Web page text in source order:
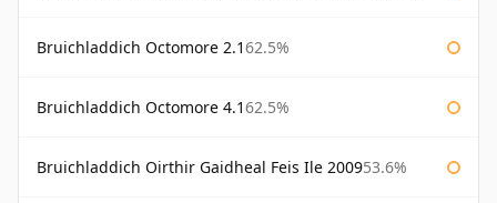
Bruichladdich Octomore 2.162.5%
Bruichladdich Octomore 4.162.5%
Bruichladdich Oirthir Gaidheal Feis Ile 200953.6%